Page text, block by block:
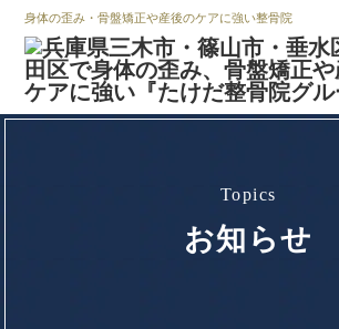
身体の歪み・骨盤矯正や産後のケアに強い整骨院
topics
お知らせ